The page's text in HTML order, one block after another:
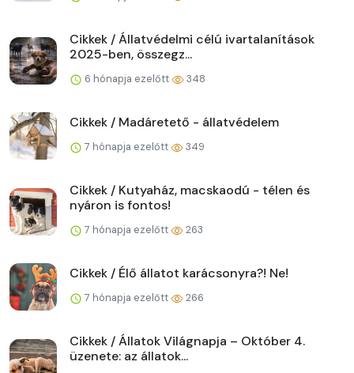
Cikkek / Állatvédelmi célú ivartalanítások
2025-ben, összegz...
6 hónapja ezelőtt 348
Cikkek / Madáretető - állatvédelem
7 hónapja ezelőtt 349
Cikkek / Kutyaház, macskaodú - télen és
nyáron is fontos!
7 hónapja ezelőtt 263
Cikkek / Élő állatot karácsonyra?! Ne!
7 hónapja ezelőtt 266
Cikkek / Állatok Világnapja – Október 4.
üzenete: az állatok...